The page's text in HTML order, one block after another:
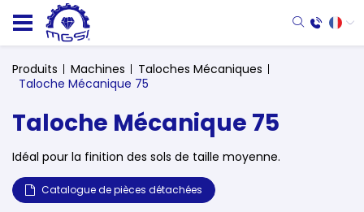
Produits Machines
Taloches Mécaniques
Taloche Mécanique 75
Taloche Mécanique 75
Idéal pour la finition des sols de taille moyenne.
Catalogue de pièces détachées